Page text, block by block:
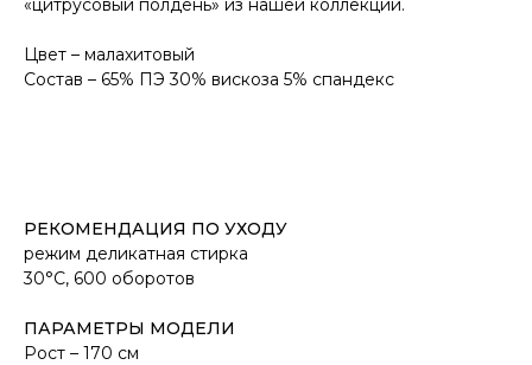
«цитрусовый полдень» из нашей коллекции.
Цвет – малахитовый
Состав – 65% ПЭ 30% вискоза 5% спандекс
РЕКОМЕНДАЦИЯ ПО УХОДУ
режим деликатная стирка
30°С, 600 оборотов
ПАРАМЕТРЫ МОДЕЛИ
Рост – 170 см